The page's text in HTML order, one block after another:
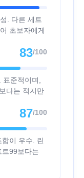
. 다른 세트
초보자에게
83/100
표준적이며,
다는 적지만
87/100
이 우수. 린
99보다는